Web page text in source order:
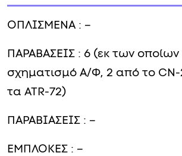
ΟΠΛΙΣΜΕΝΑ : –
ΠΑΡΑΒΑΣΕΙΣ : 6 (εκ των οποίων
σχηματισμό Α/Φ, 2 από το CN-
τα ATR-72)
ΠΑΡΑΒΙΑΣΕΙΣ : –
ΕΜΠΛΟΚΕΣ : –